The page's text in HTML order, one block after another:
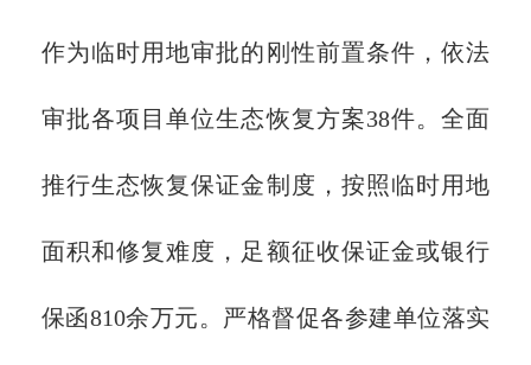
作为临时用地审批的刚性前置条件，依法
审批各项目单位生态恢复方案38件。全面
推行生态恢复保证金制度，按照临时用地
面积和修复难度，足额征收保证金或银行
保函810余万元。严格督促各参建单位落实